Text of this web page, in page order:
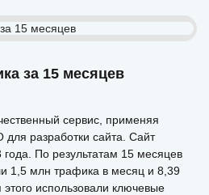
за 15 месяцев
сервис, применяя
для разработки сайта. Сайт
По результатам 15 месяцев
1,5 млн трафика в месяц и 8,39
использовали ключевые